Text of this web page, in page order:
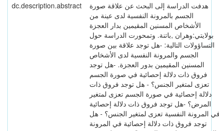
dc.description.abstract
هدفت الدراسة إلى البحث عن علاقة صورة
الجسم بالمرونة النفسية لدى عينة من
الأشخاص المسنين المقيمين بدار العجزة
بولايتي:وهران ,باتنة. وتمحورت الدراسة حول
التساؤولات التالية: -هل توجد علاقة بين صورة
الجسم والمرونة النفسية لدى الأشخاص
المسنين المقيمين بدور العجزة. -هل توجد
فروق ذات دلالة إحصائية في صورة الجسم
تعزى لمتغير الجنس؟ - هل توجد فروق ذات
دلالة إحصائية في صورة الجسم تعزى لمتغير
المرض؟ -هل توجد فروق ذات دلالة إحصائية
المرونة النفسية تعزى لمتغير الجنس؟ - هل
توجد فروق ذات دلالة إحصائية في المرونة